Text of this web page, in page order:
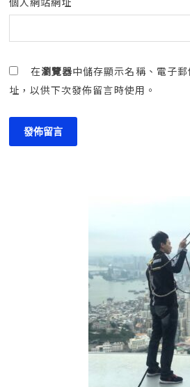
在瀏覽器中儲存顯示名稱、電子
址，以供下次發佈留言時使用。